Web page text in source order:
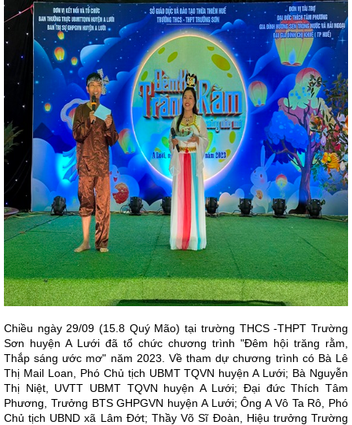
Chiều ngày 29/09 (15.8 Quý Mão) tại trường THCS -THPT Trường
Sơn huyện A Lưới đã tổ chức chương trình "Đêm hội trăng rằm,
Thắp sáng ước mơ" năm 2023. Về tham dự chương trình có Bà Lê
Thị Mail Loan, Phó Chủ tịch UBMT TQVN huyện A Lưới; Bà Nguyễn
Thị Niệt, UVTT UBMT TQVN huyện A Lưới; Đại đức Thích Tâm
Phương, Trưởng BTS GHPGVN huyện A Lưới; Ông A Vô Ta Rô, Phó
Chủ tịch UBND xã Lâm Đớt; Thầy Võ Sĩ Đoàn, Hiệu trưởng Trường